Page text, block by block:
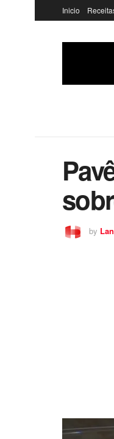
Inicio
by